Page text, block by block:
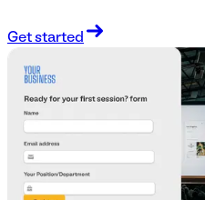
Get started